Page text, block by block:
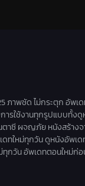
ภาพชัด ไม่กระตุก อัพเ
ารใช้งานทุกรูปแบบทั้
ซี ผจญภัย หนังสร้างจ
ดทใหม่ทุกวัน ดูหนังอัพเด
ทุกวัน อัพเดทตอนใหม่ก่